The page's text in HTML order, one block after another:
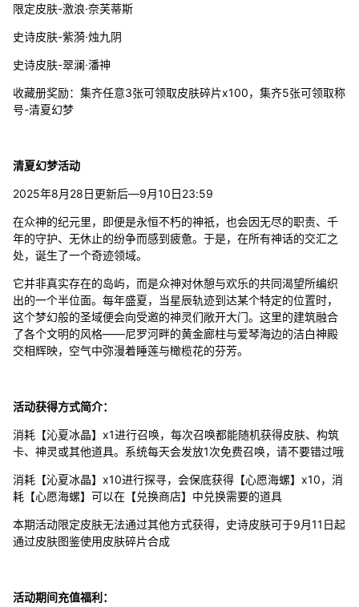
限定皮肤-激浪·奈芙蒂斯
史诗皮肤-紫漪·烛九阴
史诗皮肤-翠澜·潘神
收藏册奖励：集齐任意3张可领取皮肤碎片x100，集齐5张可领取称
号-清夏幻梦
清夏幻梦活动
2025年8月28日更新后—9月10日23:59
在众神的纪元里，即便是永恒不朽的神祇，也会因无尽的职责、千
年的守护、无休止的纷争而感到疲惫。于是，在所有神话的交汇之
处，诞生了一个奇迹领域。
它并非真实存在的岛屿，而是众神对休憩与欢乐的共同渴望所编织
出的一个半位面。每年盛夏，当星辰轨迹到达某个特定的位置时，
这个梦幻般的圣域便会向受邀的神灵们敞开大门。这里的建筑融合
了各个文明的风格——尼罗河畔的黄金廊柱与爱琴海边的洁白神殿
交相辉映，空气中弥漫着睡莲与橄榄花的芬芳。
活动获得方式简介：
消耗【沁夏冰晶】x1进行召唤，每次召唤都能随机获得皮肤、构筑
卡、神灵或其他道具。系统每天会发放1次免费召唤，请不要错过哦
消耗【沁夏冰晶】x10进行探寻，会保底获得【心愿海螺】x10，消
耗【心愿海螺】可以在【兑换商店】中兑换需要的道具
本期活动限定皮肤无法通过其他方式获得，史诗皮肤可于9月11日起
通过皮肤图鉴使用皮肤碎片合成
活动期间充值福利：